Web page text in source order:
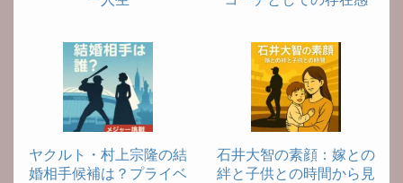
ヤクルト・村上宗隆の結
婚相手候補は？プライベ
石井大智の素顔：嫁との
絆と子供との時間から見